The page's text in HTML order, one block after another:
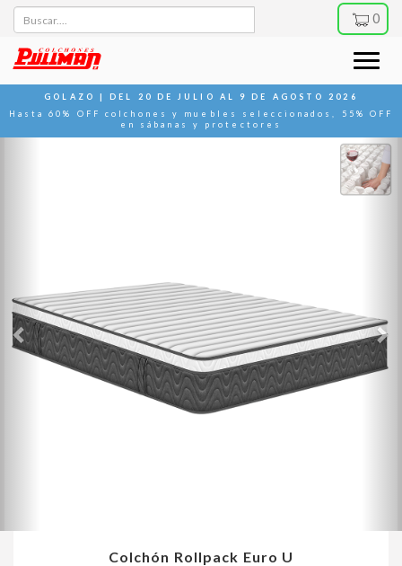
Buscar
0
Toggle
GOLAZO | DEL 20 DE JULIO AL 9 DE AGOSTO 2026
Hasta 60% OFF colchones y muebles seleccionados, 55% OFF
en sábanas y protectores
Colchón Rollpack Euro U